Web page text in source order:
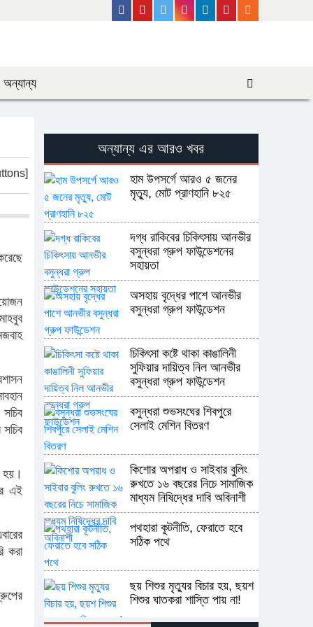
Facebook
YoutubeTwitterInstagram
LinkedinPinterest
অন্যান্য
হয়।
এই
করা
অন্যান্য এর আরও খবর
হাম উপসর্গে আরও ৫ জনের
মৃত্যু, মোট প্রাণহানি ৮২৫
দগ্ধ রাকিবের চিকিৎসায় আনভীর
বসুন্ধরা গ্রুপ ফাউন্ডেশনের
সহায়তা
অসহায় বৃদ্ধের পাশে আনভীর
বসুন্ধরা গ্রুপ ফাউন্ডেশন
চিকিৎসা কষ্টে থাকা কাঙালিনী
সুফিয়ার দায়িত্ব নিল আনভীর
বসুন্ধরা গ্রুপ ফাউন্ডেশন
বসুন্ধরা শুভসংঘের শিবপুরে
সেলাই মেশিন বিতরণ
কিশোর অপরাধ ও সাইবার বুলিং
রুখতে ১৬ বছরের নিচে সামাজিক
মাধ্যম নিষিদ্ধের দাবি অবিনাশী
পথহারা কূটনীতি, ফেরাতে হবে
সঠিক পথে
ছয় শিশুর মৃত্যুর বিচার হয়, ছয়শ
শিশুর ঘাতকরা শাস্তি পায় না!